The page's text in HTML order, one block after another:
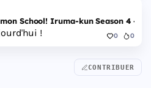
School! Iruma-kun Season 4 -
! 0 0
CONTRIBUER